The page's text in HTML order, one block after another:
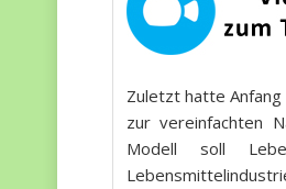
Zuletzt hatte
zur vereinfachten
Modell soll